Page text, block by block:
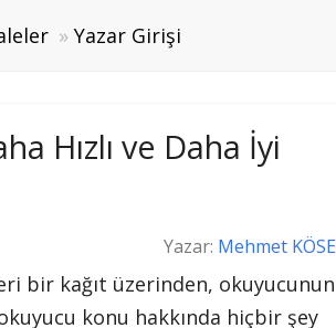
Yazar Girişi
Hızlı ve Daha İyi
Yazar: Mehmet KÖSE
bir kağıt üzerinden, okuyucunun
konu hakkında hiçbir şey